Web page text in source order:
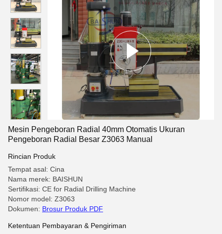
Mesin Pengeboran Radial 40mm Otomatis Ukuran
Pengeboran Radial Besar Z3063 Manual
Rincian Produk
Tempat asal: Cina
Nama merek: BAISHUN
Sertifikasi: CE for Radial Drilling Machine
Nomor model: Z3063
Dokumen: Brosur Produk PDF
Ketentuan Pembayaran & Pengiriman